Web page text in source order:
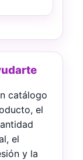
catálogo
el
el
y la